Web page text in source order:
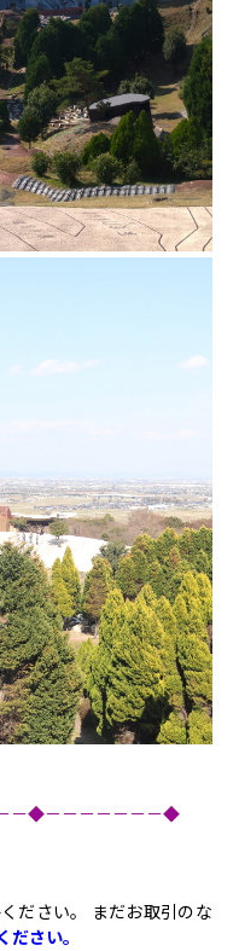
－◆－－－－－－－◆
ださい。 まだお取引のな
さい。